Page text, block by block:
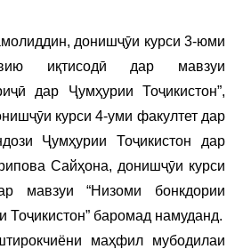
донишҷӯи курси 3-юми
иқтисодӣ дар мавзуи
дар Ҷумҳурии Тоҷикистон”,
курси 4-уми факултет дар
Ҷумҳурии Тоҷикистон дар
Сайҳона, донишҷӯи курси
мавзуи “Низоми бонкдории
Тоҷикистон” баромад намуданд.
маҳфил мубодилаи